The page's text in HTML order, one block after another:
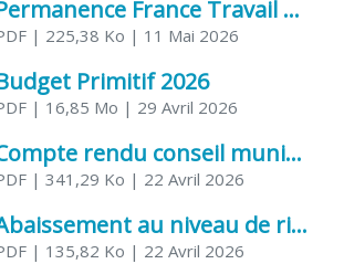
Permanence France Travail au CCAS de Saujon Juin 2026
| 225,38 Ko | 11 Mai 2026
Primitif 2026
| 16,85 Mo | 29 Avril 2026
Compte rendu conseil municipal – 7 avril 2026
| 341,29 Ko | 22 Avril 2026
Abaissement au niveau de risque modéré de l’Influenza aviaire
| 135,82 Ko | 22 Avril 2026